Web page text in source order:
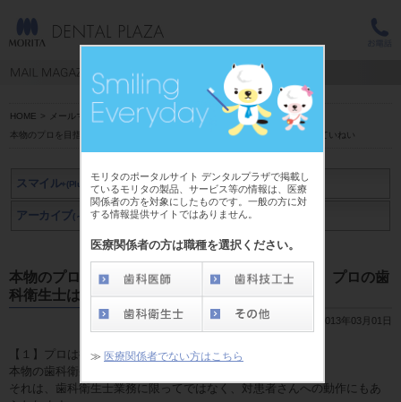
モリタのポータルサイト デンタルプラザで掲載し
ているモリタの製品、サービス等の情報は、医療
関係者の方を対象にしたものです。一般の方に対
する情報提供サイトではありません。
医療関係者の方は職種を選択ください。
≫ 医療関係者でない方はこちら
HOME > メールマガジン スマイル+(Plus) 田上 めぐみ 先生>
本物のプロを目指す歯科衛生士はここが違う【3】プロの歯科衛生士は仕事がていねい
スマイル+(Plus)
アーカイブ(～2019年3月) アーカイブ
本物のプロを目指す歯科衛生士はここが違う【3】プロの歯
科衛生士は仕事がていねい
2013年03月01日
【１】プロは衛生士業務だけでなくすべてにていねい
本物の歯科衛生士は仕事がていねいです。
それは、歯科衛生士業務に限ってではなく、対患者さんへの動作にもあ